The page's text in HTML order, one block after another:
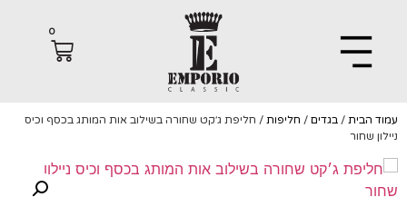
הבית/בגדים/חליפות/ חליפת ג׳קט שחורה בשילוב אות המותג בכסף וכיס
שחור